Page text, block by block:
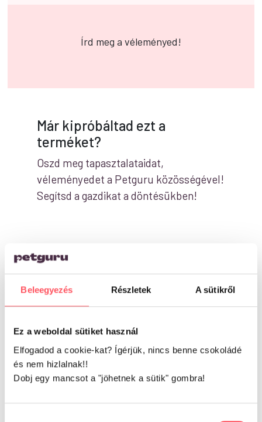
Beleegyezés Részletek A sütikről
Ez a weboldal sütiket használ
Elfogadod a cookie-kat? Ígérjük, nincs benne csokoládé
és nem hizlalnak!!
Dobj egy mancsot a "jöhetnek a sütik" gombra!
Írd meg a véleményed!
Már kipróbáltad ezt a
terméket?
Oszd meg tapasztalataidat,
véleményedet a Petguru közösségével!
Segítsd a gazdikat a döntésükben!
Szupergyors kiszállítás. Jó minőségű termék.
Maximálisan elégedett vagyok, és másnak is ajánlani
tudom őket!
Macsi Tibor
Több oldalról és cégtől rendeltem már szőrös
nyúlfület, de a Petguru a legjobb. Gyorsak, mint a
villám, s náluk a termék a legolcsóbb jelenleg amit
csak fel lehet kutatni. Az áru friss, klasszul zárható
tasakba csomagolva. Maximálisan elégedett vagyok